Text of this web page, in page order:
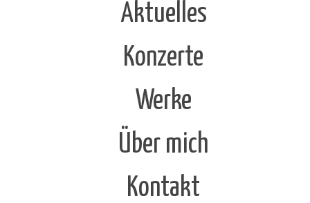
Aktuelles
Konzerte
Werke
Über mich
Kontakt